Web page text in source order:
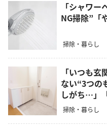
「シャワ
NG掃除”「
掃除・暮らし
「いつも
ない“3つの
しがち…」
掃除・暮らし